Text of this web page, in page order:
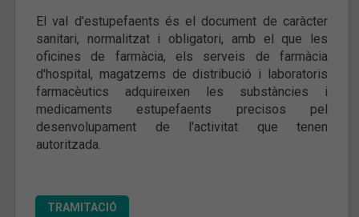
El val d'estupefaents és el document de caràcter
sanitari, normalitzat i obligatori, amb el que les
oficines de farmàcia, els serveis de farmàcia
d'hospital, magatzems de distribució i laboratoris
farmacèutics adquireixen les substàncies i
medicaments estupefaents precisos pel
desenvolupament de l'activitat que tenen
autoritzada.
TRAMITACIÓ